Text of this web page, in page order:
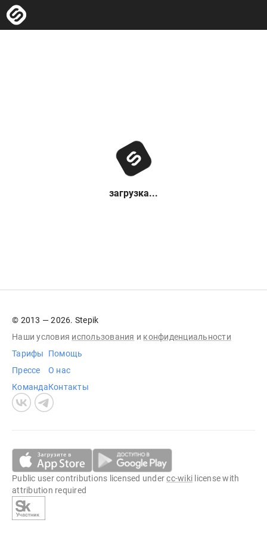
загрузка...
© 2013 — 2026. Stepik
Наши условия использования и конфиденциальности
Тарифы
Прессе
Команда
Помощь
О нас
Контакты
Public user contributions licensed undercc-wiki license with
attribution required